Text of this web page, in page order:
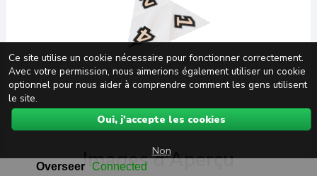
Images d'Aperçu
Ce site utilise un cookie nécessaire pour fonctionner correctement.
Avec votre permission, nous aimerions également utiliser un cookie
optionnel pour nous aider à comprendre comment les gens utilisent
le site.
Oui, j'accepte les cookies
Non